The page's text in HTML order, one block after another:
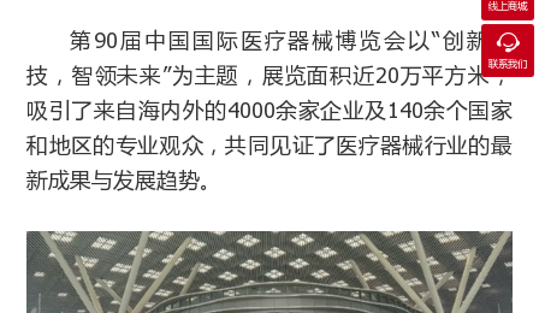
第90届中国国际医疗器械博览会以“创新科
技，智领未来”为主题，展览面积近20万平方米，
吸引了来自海内外的4000余家企业及140余个国家
和地区的专业观众，共同见证了医疗器械行业的最
新成果与发展趋势。
线上商城

联系我们